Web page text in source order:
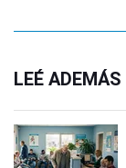
LEÉ ADEMÁS